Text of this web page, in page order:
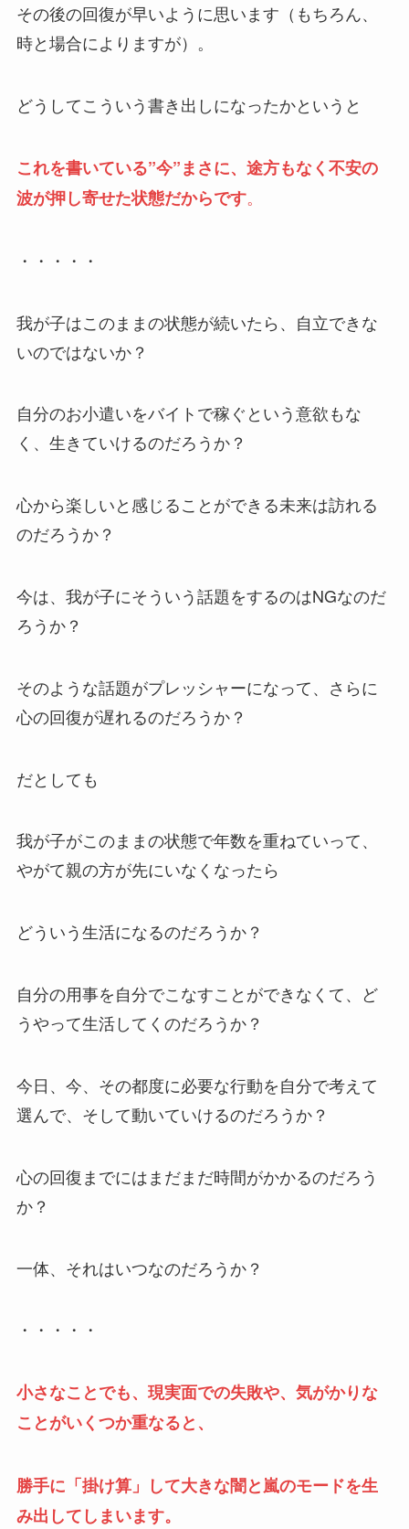
その後の回復が早いように思います（もちろん、
時と場合によりますが）。
どうしてこういう書き出しになったかというと
これを書いている”今”まさに、途方もなく不安の
波が押し寄せた状態だからです。
・・・・・
我が子はこのままの状態が続いたら、自立できな
いのではないか？
自分のお小遣いをバイトで稼ぐという意欲もな
く、生きていけるのだろうか？
心から楽しいと感じることができる未来は訪れる
のだろうか？
今は、我が子にそういう話題をするのはNGなのだ
ろうか？
そのような話題がプレッシャーになって、さらに
心の回復が遅れるのだろうか？
だとしても
我が子がこのままの状態で年数を重ねていって、
やがて親の方が先にいなくなったら
どういう生活になるのだろうか？
自分の用事を自分でこなすことができなくて、ど
うやって生活してくのだろうか？
今日、今、その都度に必要な行動を自分で考えて
選んで、そして動いていけるのだろうか？
心の回復までにはまだまだ時間がかかるのだろう
か？
一体、それはいつなのだろうか？
・・・・・
小さなことでも、現実面での失敗や、気がかりな
ことがいくつか重なると、
勝手に「掛け算」して大きな闇と嵐のモードを生
み出してしまいます。